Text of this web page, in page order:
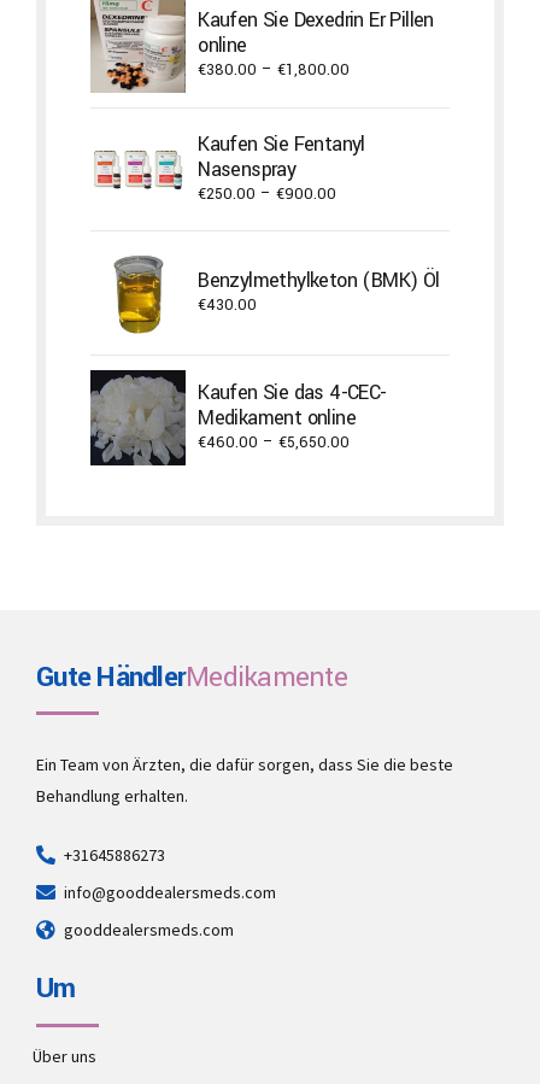
through
Kaufen Sie Dexedrin Er Pillen
online
€380.00 – €1,800.00
through
Kaufen Sie Fentanyl
Nasenspray
€250.00 – €900.00
through
€900.00
Benzylmethylketon (BMK) Öl
€430.00
Kaufen Sie das 4-CEC-
Medikament online
€460.00 – €5,650.00
Gute HändlerMedikamente
Ein Team von Ärzten, die dafür sorgen, dass Sie die beste
Behandlung erhalten.
+31645886273
info@gooddealersmeds.com
gooddealersmeds.com
Um
Über uns